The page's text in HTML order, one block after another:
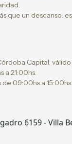
que un descanso:
Capital, válido
a 21:00hs.
09:00hs a 15:00hs.
6159 - Villa